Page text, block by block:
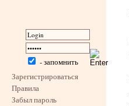
- запомнить
Зарегистрироваться
Правила
Забыл пароль